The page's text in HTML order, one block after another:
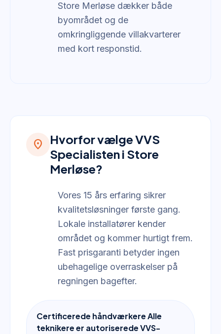
Store Merløse dækker både
byområdet og de
omkringliggende villakvarterer
med kort responstid.
location_on
Hvorfor vælge VVS
Specialisten i Store
Merløse?
Vores 15 års erfaring sikrer
kvalitetsløsninger første gang.
Lokale installatører kender
området og kommer hurtigt frem.
Fast prisgaranti betyder ingen
ubehagelige overraskelser på
regningen bagefter.
Certificerede håndværkere Alle
teknikere er autoriserede VVS-